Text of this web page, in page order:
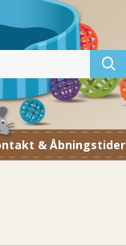
& Åbningstider